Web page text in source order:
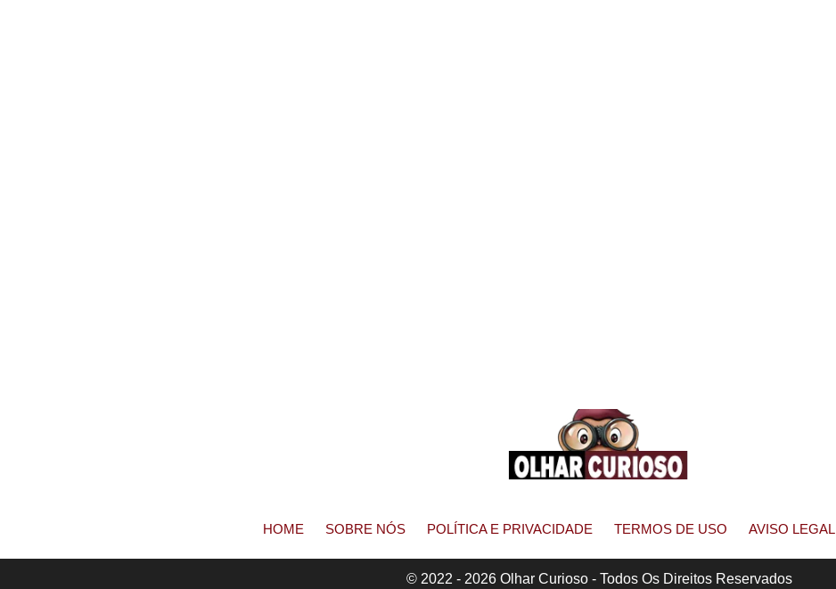
HOME SOBRE NÓS POLÍTICA E PRIVACIDADE TERMOS DE USO AVISO LEGAL
© 2022 - 2026 Olhar Curioso - Todos Os Direitos Reservados